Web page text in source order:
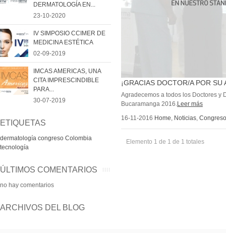
DERMATOLOGÍA EN...
23-10-2020
IV SIMPOSIO CCIMER DE
MEDICINA ESTÉTICA
02-09-2019
IMCAS AMERICAS, UNA
CITA IMPRESCINDIBLE
PARA...
30-07-2019
ETIQUETAS
dermatología congreso Colombia
tecnología
ÚLTIMOS COMENTARIOS
no hay comentarios
ARCHIVOS DEL BLOG
¡GRACIAS DOCTOR/A POR SU
Agradecemos a todos los Doctores y
Bucaramanga 2016.Leer más
16-11-2016 Home, Noticias,
Elemento 1 de 1 de 1 totales